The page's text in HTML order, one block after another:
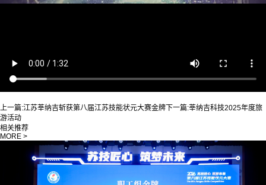
上一篇:江苏莘纳吉斩获第八届江苏技能状元大赛金牌下一篇:莘纳吉科技2025年度旅
游活动
相关推荐
MORE >